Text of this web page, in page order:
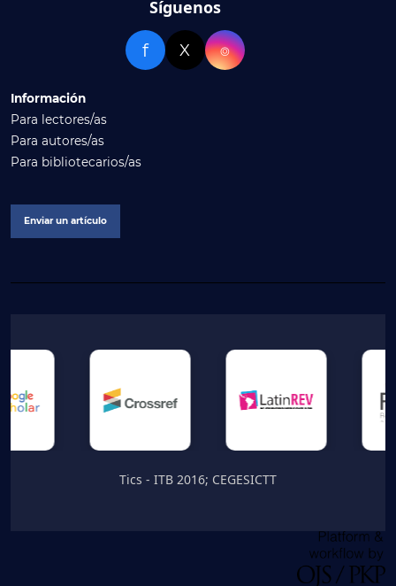
Síguenos
f X ⌾
Información
Para lectores/as
Para autores/as
Para bibliotecarios/as
Enviar un artículo
Tics - ITB 2016; CEGESICTT